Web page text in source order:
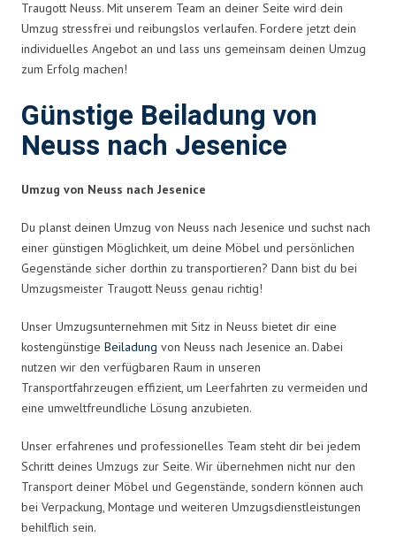
Traugott Neuss. Mit unserem Team an deiner Seite wird dein
Umzug stressfrei und reibungslos verlaufen. Fordere jetzt dein
individuelles Angebot an und lass uns gemeinsam deinen Umzug
zum Erfolg machen!
Günstige Beiladung von
Neuss nach Jesenice
Umzug von Neuss nach Jesenice
Du planst deinen Umzug von Neuss nach Jesenice und suchst nach
einer günstigen Möglichkeit, um deine Möbel und persönlichen
Gegenstände sicher dorthin zu transportieren? Dann bist du bei
Umzugsmeister Traugott Neuss genau richtig!
Unser Umzugsunternehmen mit Sitz in Neuss bietet dir eine
kostengünstige Beiladung von Neuss nach Jesenice an. Dabei
nutzen wir den verfügbaren Raum in unseren
Transportfahrzeugen effizient, um Leerfahrten zu vermeiden und
eine umweltfreundliche Lösung anzubieten.
Unser erfahrenes und professionelles Team steht dir bei jedem
Schritt deines Umzugs zur Seite. Wir übernehmen nicht nur den
Transport deiner Möbel und Gegenstände, sondern können auch
bei Verpackung, Montage und weiteren Umzugsdienstleistungen
behilflich sein.